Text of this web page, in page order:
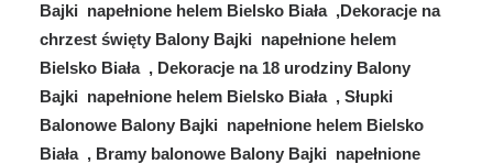
Bajki napełnione helem Bielsko Biała ,Dekoracje na
chrzest święty Balony Bajki napełnione helem
Bielsko Biała , Dekoracje na 18 urodziny Balony
Bajki napełnione helem Bielsko Biała , Słupki
Balonowe Balony Bajki napełnione helem Bielsko
Biała , Bramy balonowe Balony Bajki napełnione